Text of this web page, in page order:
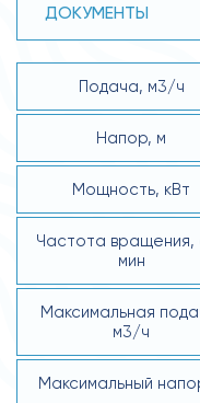
ДОКУМЕНТЫ
Подача, м3/ч
Напор, м
Мощность, кВт
Частота
мин
Максимальная
м3/ч
Максимальный